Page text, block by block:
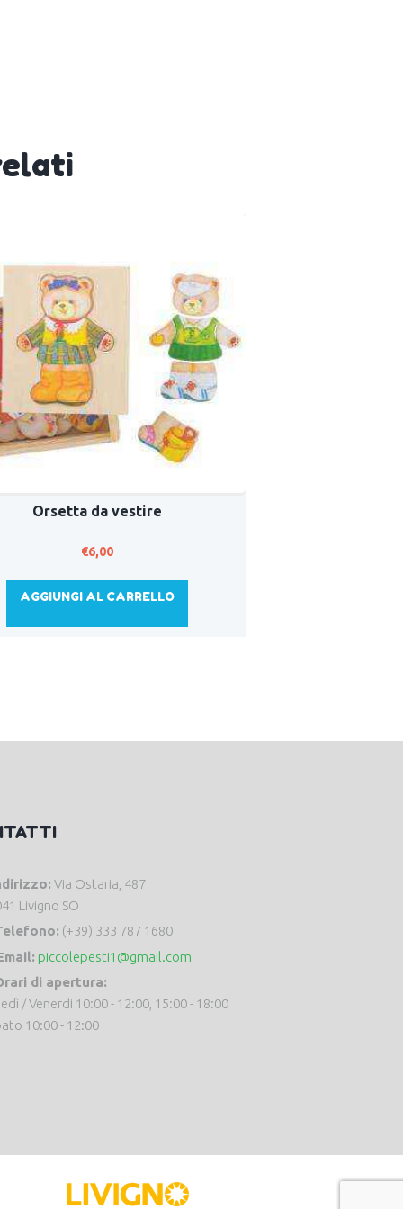
Orsetta da vestire
€6,00
AGGIUNGI AL CARRELLO
Via Ostaria, 487
Livigno SO
(+39) 333 787 1680
piccolepesti1@gmail.com
di apertura:
/ Venerdi 10:00 - 12:00, 15:00 - 18:00
10:00 - 12:00